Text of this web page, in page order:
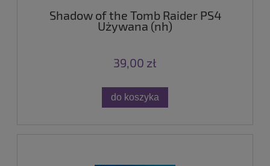
Shadow of the Tomb Raider PS4
Używana (nh)
39,00 zł
do koszyka